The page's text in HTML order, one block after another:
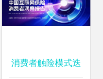
消费者触险模式迭